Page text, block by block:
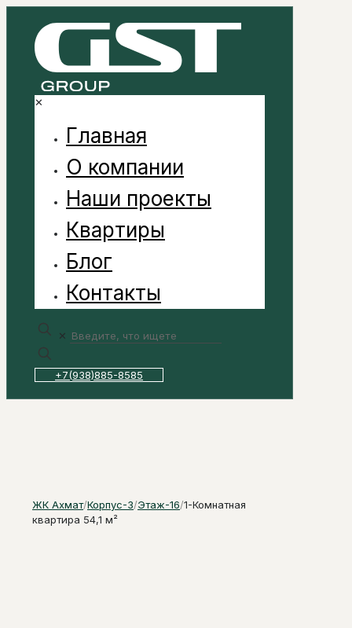
✕
Главная
О компании
Наши проекты
Квартиры
Блог
Контакты
✕
+7(938)885-8585
ЖК Ахмат/Корпус-3/Этаж-16/1-Комнатная
квартира 54,1 м²